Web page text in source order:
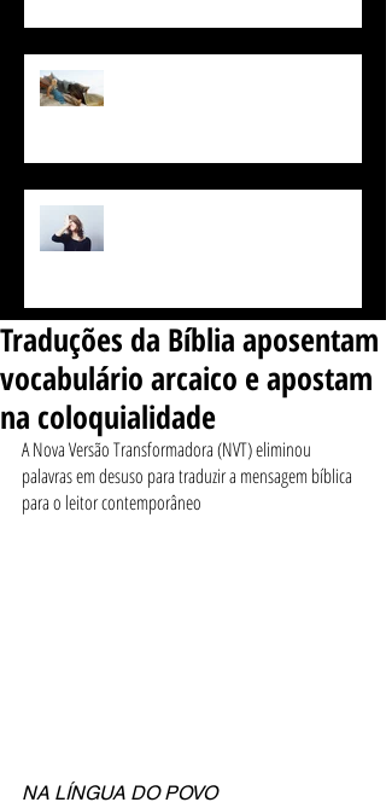
Traduções da Bíblia aposentam
vocabulário arcaico e apostam
na coloquialidade
A Nova Versão Transformadora (NVT) eliminou
palavras em desuso para traduzir a mensagem bíblica
para o leitor contemporâneo
NA LÍNGUA DO POVO